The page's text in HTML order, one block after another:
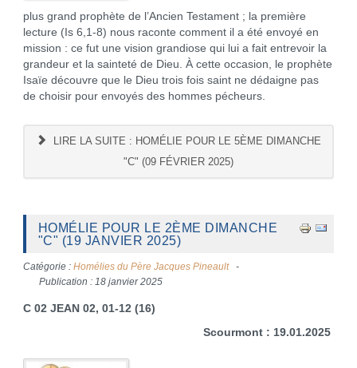
plus grand prophète de l’Ancien Testament ; la première
lecture (Is 6,1-8) nous raconte comment il a été envoyé en
mission : ce fut une vision grandiose qui lui a fait entrevoir la
grandeur et la sainteté de Dieu. À cette occasion, le prophète
Isaïe découvre que le Dieu trois fois saint ne dédaigne pas
de choisir pour envoyés des hommes pécheurs.
LIRE LA SUITE : HOMÉLIE POUR LE 5ÈME DIMANCHE
"C" (09 FÉVRIER 2025)
HOMÉLIE POUR LE 2ÈME DIMANCHE
"C" (19 JANVIER 2025)
Catégorie : Homélies du Père Jacques Pineault
Publication : 18 janvier 2025
C 02 JEAN 02, 01-12 (16)
Scourmont : 19.01.2025